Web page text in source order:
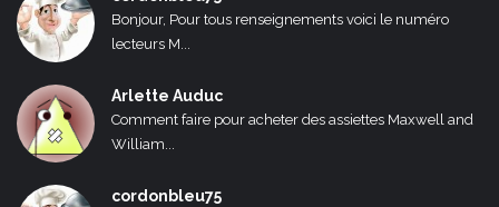
Bonjour, Pour tous renseignements voici le numéro
lecteurs M...
Arlette Auduc
Comment faire pour acheter des assiettes Maxwell and
William...
cordonbleu75